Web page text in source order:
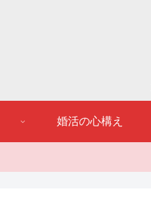
婚活の心構え